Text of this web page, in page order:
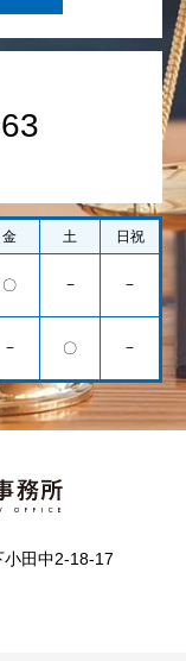
金 土 日祝
〇 − −
− 〇 −
田中2-18-17